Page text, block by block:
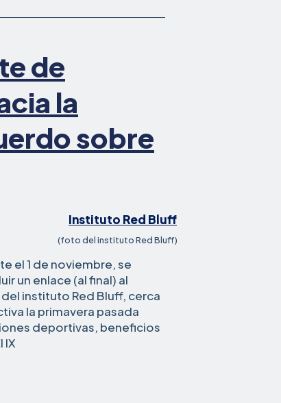
de
la
sobre
(foto del instituto Red Bluff)
el 1 de noviembre, se
un enlace (al final) al
instituto Red Bluff, cerca
la primavera pasada
deportivas, beneficios
instituto
IX